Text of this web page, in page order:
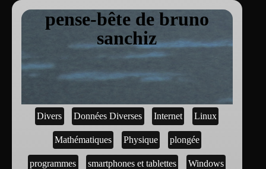
pense-bête de bruno
sanchiz
Divers Données Diverses Internet Linux
Mathématiques Physique plongée
programmes smartphones et tablettes Windows